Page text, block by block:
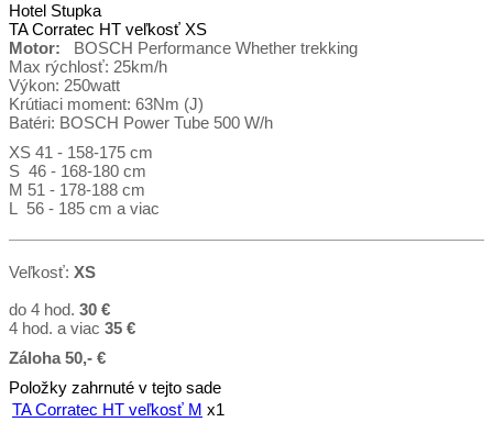
Hotel Stupka
TA Corratec HT veľkosť XS
Motor: BOSCH Performance Whether trekking
Max rýchlosť: 25km/h
Výkon: 250watt
Krútiaci moment: 63Nm (J)
Batéri: BOSCH Power Tube 500 W/h
XS 41 - 158-175 cm
S 46 - 168-180 cm
M 51 - 178-188 cm
L 56 - 185 cm a viac
Veľkosť: XS
do 4 hod. 30 €
4 hod. a viac 35 €
Záloha 50,- €
Položky zahrnuté v tejto sade
TA Corratec HT veľkosť M x1